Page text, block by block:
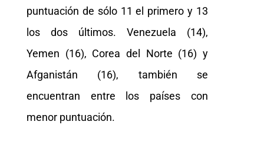
puntuación de sólo 11 el primero y 13
los dos últimos. Venezuela (14),
Yemen (16), Corea del Norte (16) y
Afganistán (16), también se
encuentran entre los países con
menor puntuación.